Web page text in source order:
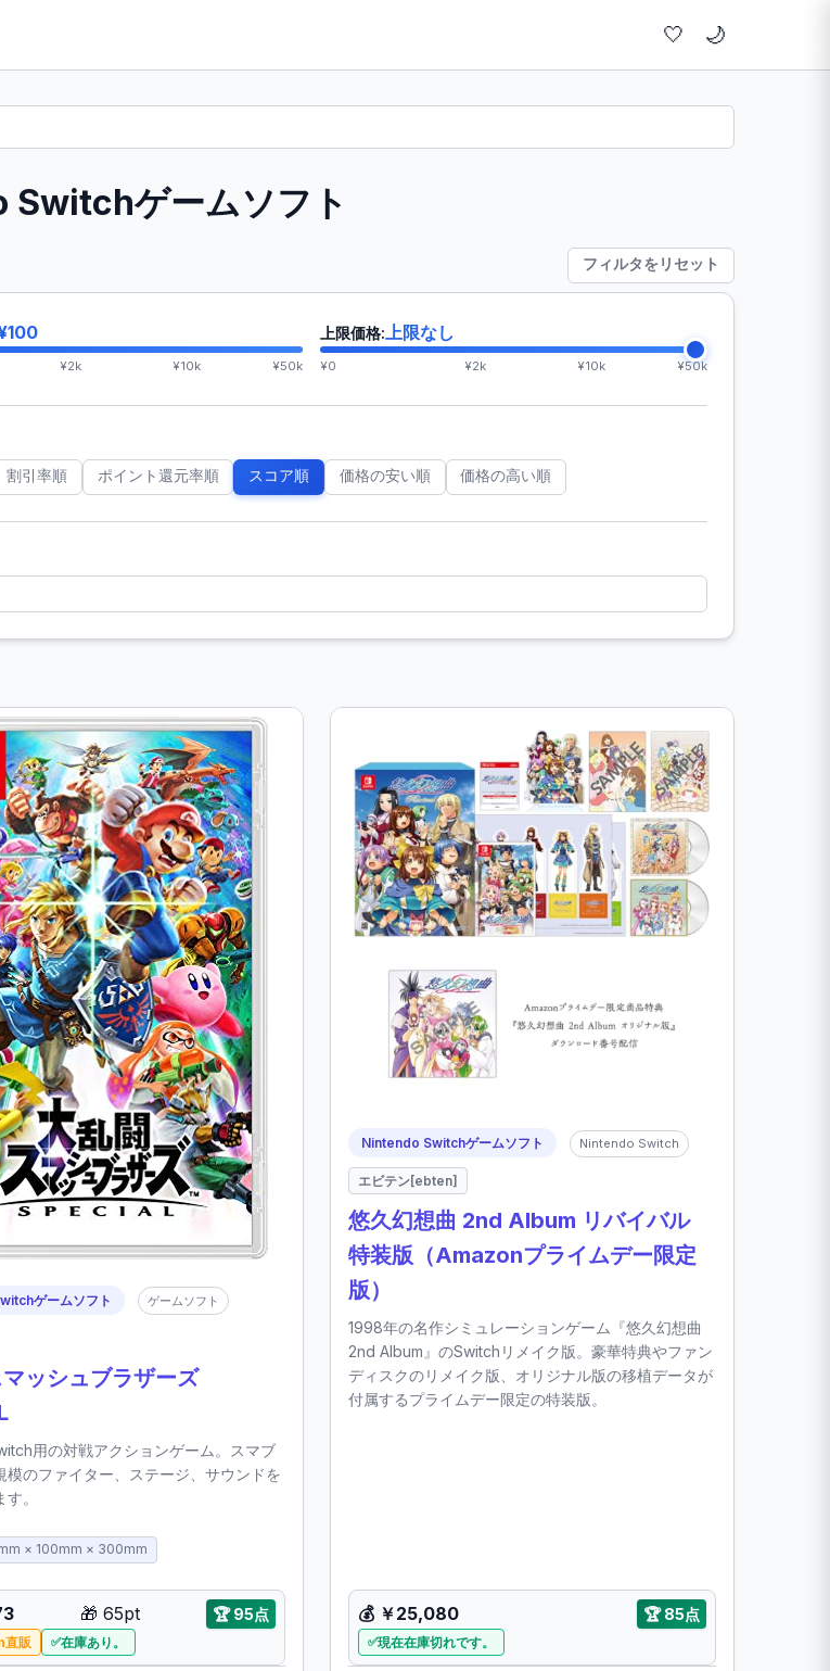
🤍
Switchゲームソフト
フィルタをリセット
¥2k ¥10k ¥50k
上限価格: 上限なし
¥0 ¥2k ¥10k ¥50k
割引率順 ポイント還元率順 スコア順 価格の安い順 価格の高い順
ゲームソフト ゲームソフト
ッシュブラザーズ
用の対戦アクションゲーム。スマブ
模のファイター、ステージ、サウンドを
。
× 100mm × 300mm
🎁 65pt 🏆95点
販 在庫あり。
Nintendo Switchゲームソフト Nintendo Switch
エビテン[ebten]
悠久幻想曲 2nd Album リバイバル
特装版（Amazonプライムデー限定
版）
1998年の名作シミュレーションゲーム『悠久幻想曲
2nd Album』のSwitchリメイク版。豪華特典やファン
ディスクのリメイク版、オリジナル版の移植データが
付属するプライムデー限定の特装版。
💰￥25,080 🏆85点
現在在庫切れです。